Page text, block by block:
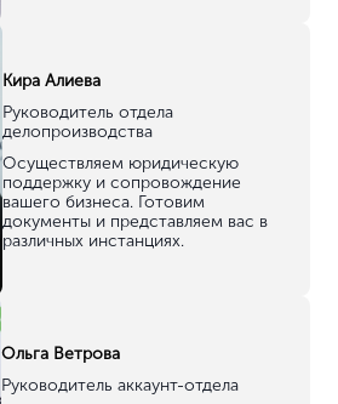
Кира Алиева
Руководитель отдела
делопроизводства
Осуществляем юридическую
поддержку и сопровождение
вашего бизнеса. Готовим
документы и представляем вас в
различных инстанциях.
Ольга Ветрова
Руководитель аккаунт-отдела